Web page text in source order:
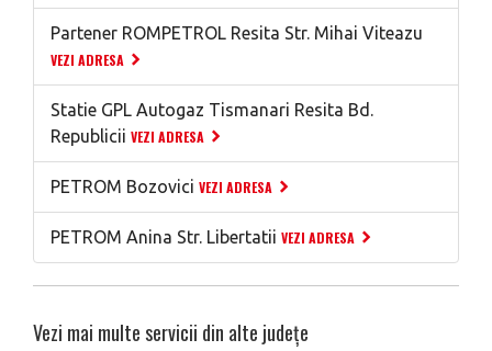
Partener ROMPETROL Resita Str. Mihai Viteazu
VEZI ADRESA
Statie GPL Autogaz Tismanari Resita Bd.
Republicii VEZI ADRESA
PETROM Bozovici VEZI ADRESA
PETROM Anina Str. Libertatii VEZI ADRESA
Vezi mai multe servicii din alte județe